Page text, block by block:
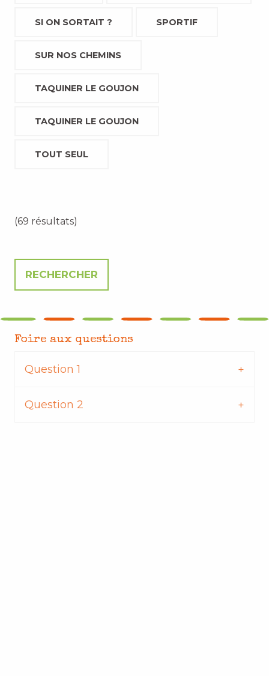
SI ON SORTAIT ? SPORTIF
SUR NOS CHEMINS
TAQUINER LE GOUJON
TAQUINER LE GOUJON
TOUT SEUL
(69 résultats)
Foire aux questions
Question 1
Question 2